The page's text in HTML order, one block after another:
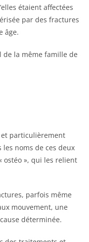
étaient affectées
par des fractures
âge.
de la même famille de
et particulièrement
noms de ces deux
ostéo », qui les relient
parfois même
mouvement, une
déterminée.